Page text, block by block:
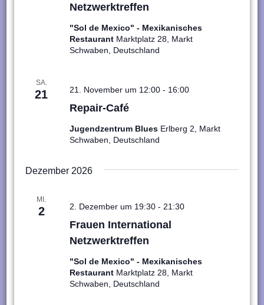
Netzwerktreffen
"Sol de Mexico" - Mexikanisches
Restaurant Marktplatz 28, Markt
Schwaben, Deutschland
SA.
21
Repair-Café
21. November um 12:00 - 16:00
Jugendzentrum Blues Erlberg 2, Markt
Schwaben, Deutschland
Dezember 2026
MI.
2
Frauen International
Netzwerktreffen
2. Dezember um 19:30 - 21:30
"Sol de Mexico" - Mexikanisches
Restaurant Marktplatz 28, Markt
Schwaben, Deutschland